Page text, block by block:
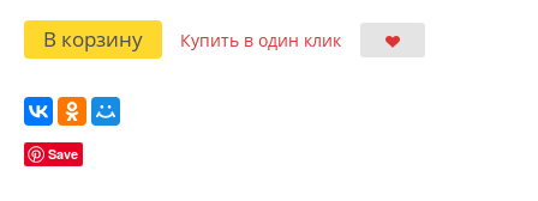
В корзину Купить в один клик
Save